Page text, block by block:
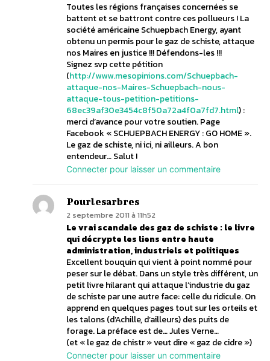
Toutes les régions françaises concernées se
battent et se battront contre ces pollueurs ! La
société américaine Schuepbach Energy, ayant
obtenu un permis pour le gaz de schiste, attaque
nos Maires en justice !!! Défendons-les !!!
Signez svp cette pétition
(http://www.mesopinions.com/Schuepbach-
attaque-nos-Maires-Schuepbach-nous-
attaque-tous-petition-petitions-
68ec39af30e3454c8f50a72a4f0a7fd7.html) :
merci d’avance pour votre soutien. Page
Facebook « SCHUEPBACH ENERGY : GO HOME ».
Le gaz de schiste, ni ici, ni ailleurs. A bon
entendeur… Salut !
Connecter pour laisser un commentaire
Pourlesarbres
2 septembre 2011 à 11h52
Le vrai scandale des gaz de schiste : le livre
qui décrypte les liens entre haute
administration, industriels et politiques
Excellent bouquin qui vient à point nommé pour
peser sur le débat. Dans un style très différent, un
petit livre hilarant qui attaque l’industrie du gaz
de schiste par une autre face: celle du ridicule. On
apprend en quelques pages tout sur les orteils et
les talons (d’Achille, d’ailleurs) des puits de
forage. La préface est de… Jules Verne…
(et « le gaz de chistr » veut dire « gaz de cidre »)
Connecter pour laisser un commentaire